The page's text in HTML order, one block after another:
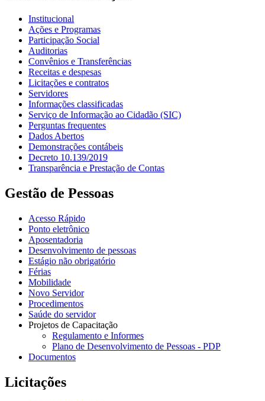
Institucional
Ações e Programas
Participação Social
Auditorias
Convênios e Transferências
Receitas e despesas
Licitações e contratos
Servidores
Informações classificadas
Serviço de Informação ao Cidadão (SIC)
Perguntas frequentes
Dados Abertos
Demonstrações contábeis
Decreto 10.139/2019
Transparência e Prestação de Contas
Gestão de Pessoas
Acesso Rápido
Ponto eletrônico
Aposentadoria
Desenvolvimento de pessoas
Estágio não obrigatório
Férias
Mobilidade
Novo Servidor
Procedimentos
Saúde do servidor
Projetos de Capacitação
Regulamento e Informes
Plano de Desenvolvimento de Pessoas - PDP
Documentos
Licitações